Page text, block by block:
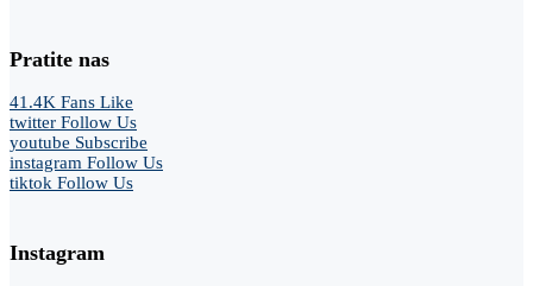
Pratite nas
41.4K Fans Like
twitter Follow Us
youtube Subscribe
instagram Follow Us
tiktok Follow Us
Instagram